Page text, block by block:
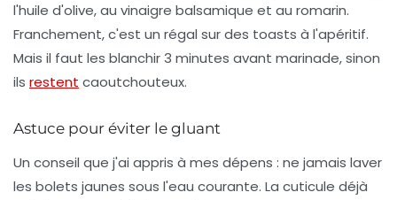
l'huile d'olive, au vinaigre balsamique et au romarin.
Franchement, c'est un régal sur des toasts à l'apéritif.
Mais il faut les blanchir 3 minutes avant marinade, sinon
ils restent caoutchouteux.
Astuce pour éviter le gluant
Un conseil que j'ai appris à mes dépens : ne jamais laver
les bolets jaunes sous l'eau courante. La cuticule déjà